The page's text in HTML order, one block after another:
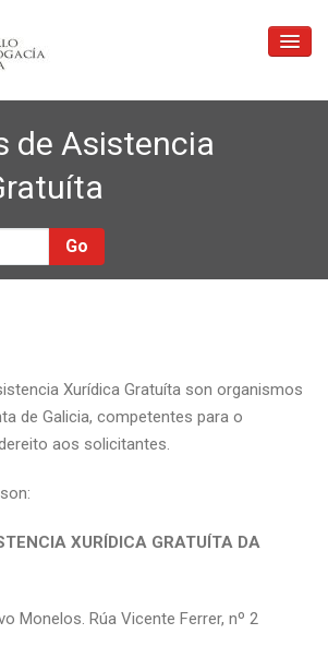
de Asistencia
Go
Xurídica Gratuíta son organismos
de Galicia, competentes para o
aos solicitantes.
XURÍDICA GRATUÍTA DA
Monelos. Rúa Vicente Ferrer, nº 2